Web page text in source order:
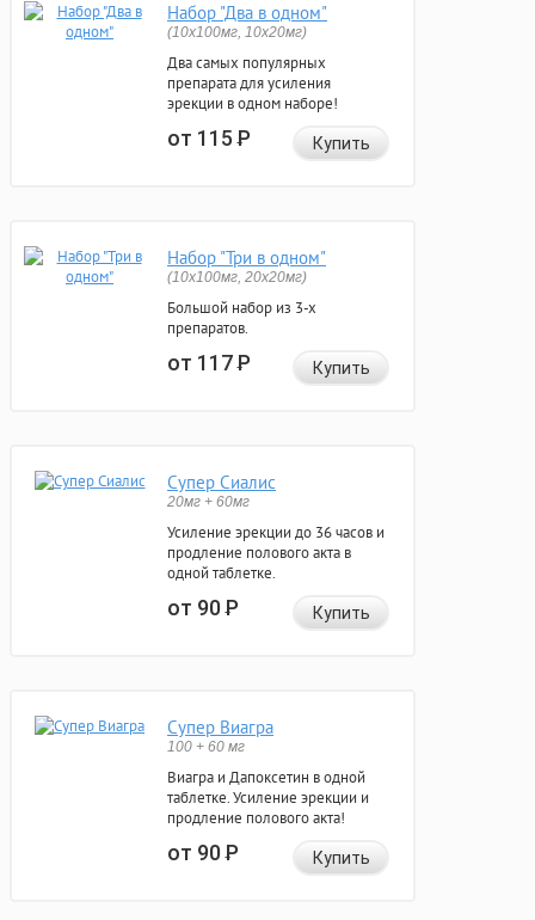
Набор "Два в одном"
(10x100мг, 10x20мг)
Два самых популярных
препарата для усиления
эрекции в одном наборе!
от 115Р Купить
Набор "Три в одном"
(10x100мг, 20x20мг)
Большой набор из 3-х
препаратов.
от 117Р Купить
Супер Сиалис
20мг + 60мг
Усиление эрекции до 36 часов и
продление полового акта в
одной таблетке.
от 90Р Купить
Супер Виагра
100 + 60 мг
Виагра и Дапоксетин в одной
таблетке. Усиление эрекции и
продление полового акта!
от 90Р Купить